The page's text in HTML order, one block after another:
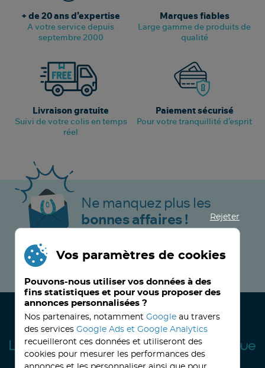
+ de 20 ans d’expertise
A votre service depuis
septembre 2000
Marques fiables
Large gamme de produits de
qualité
Livraison gratuite
Suivi de votre colis en temps
réel
Paiement sécurisé
Pour votre tranquillité d’esprit
Ne manquez plus les
bonnes affaires !
JE M’INSCRIS MAINTENANT !
Rejeter
Vos paramètres de cookies
Pouvons-nous utiliser vos données à des
fins statistiques et pour vous proposer des
annonces personnalisées ?
Nos partenaires, notamment Google au travers
des services Google Ads et Google Analytics
recueilleront ces données et utiliseront des
cookies pour mesurer les performances des